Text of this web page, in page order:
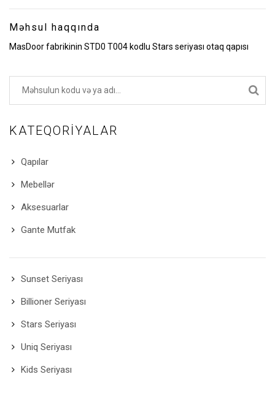
Məhsul haqqında
MasDoor fabrikinin STD0 T004 kodlu Stars seriyası otaq qapısı
KATEQORIYALAR
Qapılar
Mebellər
Aksesuarlar
Gante Mutfak
Sunset Seriyası
Billioner Seriyası
Stars Seriyası
Uniq Seriyası
Kids Seriyası